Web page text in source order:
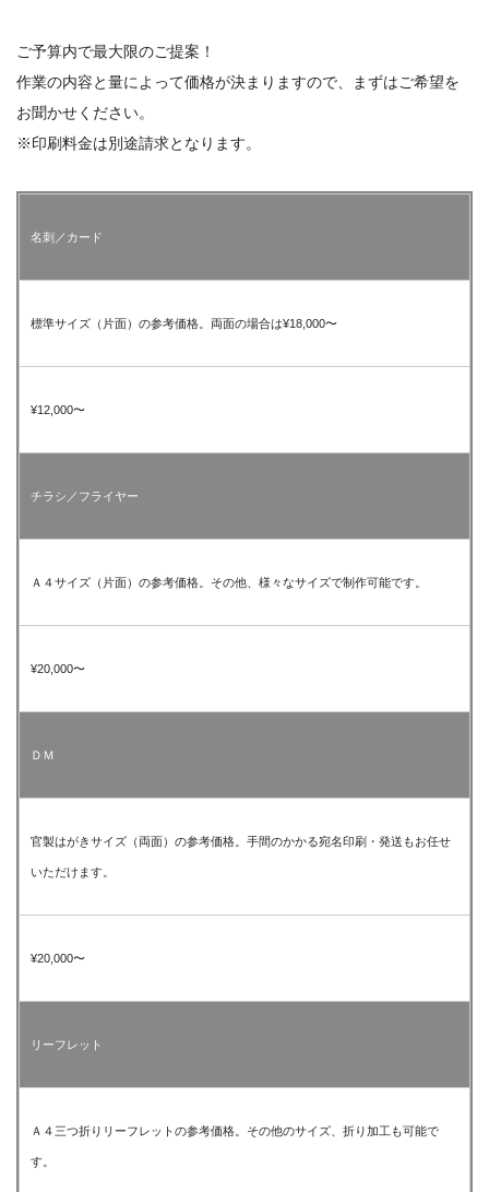
ご予算内で最大限のご提案！
作業の内容と量によって価格が決まりますので、まずはご希望を
お聞かせください。
※印刷料金は別途請求となります。
名刺／カード
標準サイズ（片面）の参考価格。両面の場合は¥18,000〜
¥12,000〜
チラシ／フライヤー
Ａ４サイズ（片面）の参考価格。その他、様々なサイズで制作可能です。
¥20,000〜
ＤＭ
官製はがきサイズ（両面）の参考価格。手間のかかる宛名印刷・発送もお任せ
いただけます。
¥20,000〜
リーフレット
Ａ４三つ折りリーフレットの参考価格。その他のサイズ、折り加工も可能で
す。